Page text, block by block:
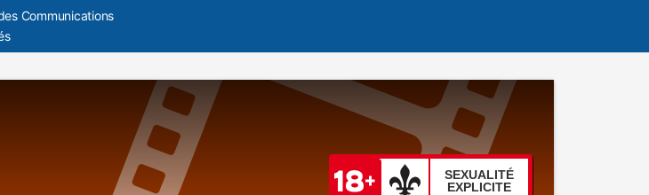
Communications
SEXUALITÉ
EXPLICITE